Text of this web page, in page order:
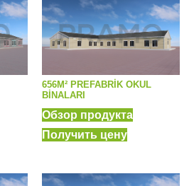
656M² PREFABRİK OKUL
BINALARI
Обзор продукта
Получить цену